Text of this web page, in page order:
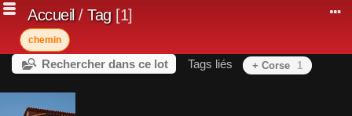
Accueil/ Tag 1
chemin
Rechercher dans ce lot Tags liés + Corse 1